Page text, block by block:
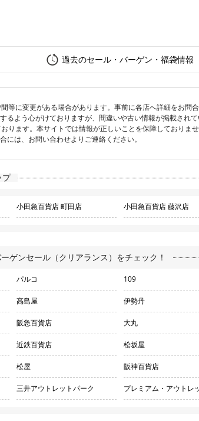
過去のセール・バーゲン・福袋情報
等に変更がある場合があります。事前に各店へ詳細をお問合
るよう心がけておりますが、間違いや古い情報が掲載され
ります。本サイトでは情報が正しいことを保障しておりま
は、お問い合わせよりご連絡ください。
プ
小田急百貨店 町田店 小田急百貨店 藤沢店
ゲンセール（クリアランス）をチェック！
パルコ 109
高島屋 伊勢丹
阪急百貨店 大丸
近鉄百貨店 松坂屋
松屋 阪神百貨店
三井アウトレットパーク プレミアム・アウトレ